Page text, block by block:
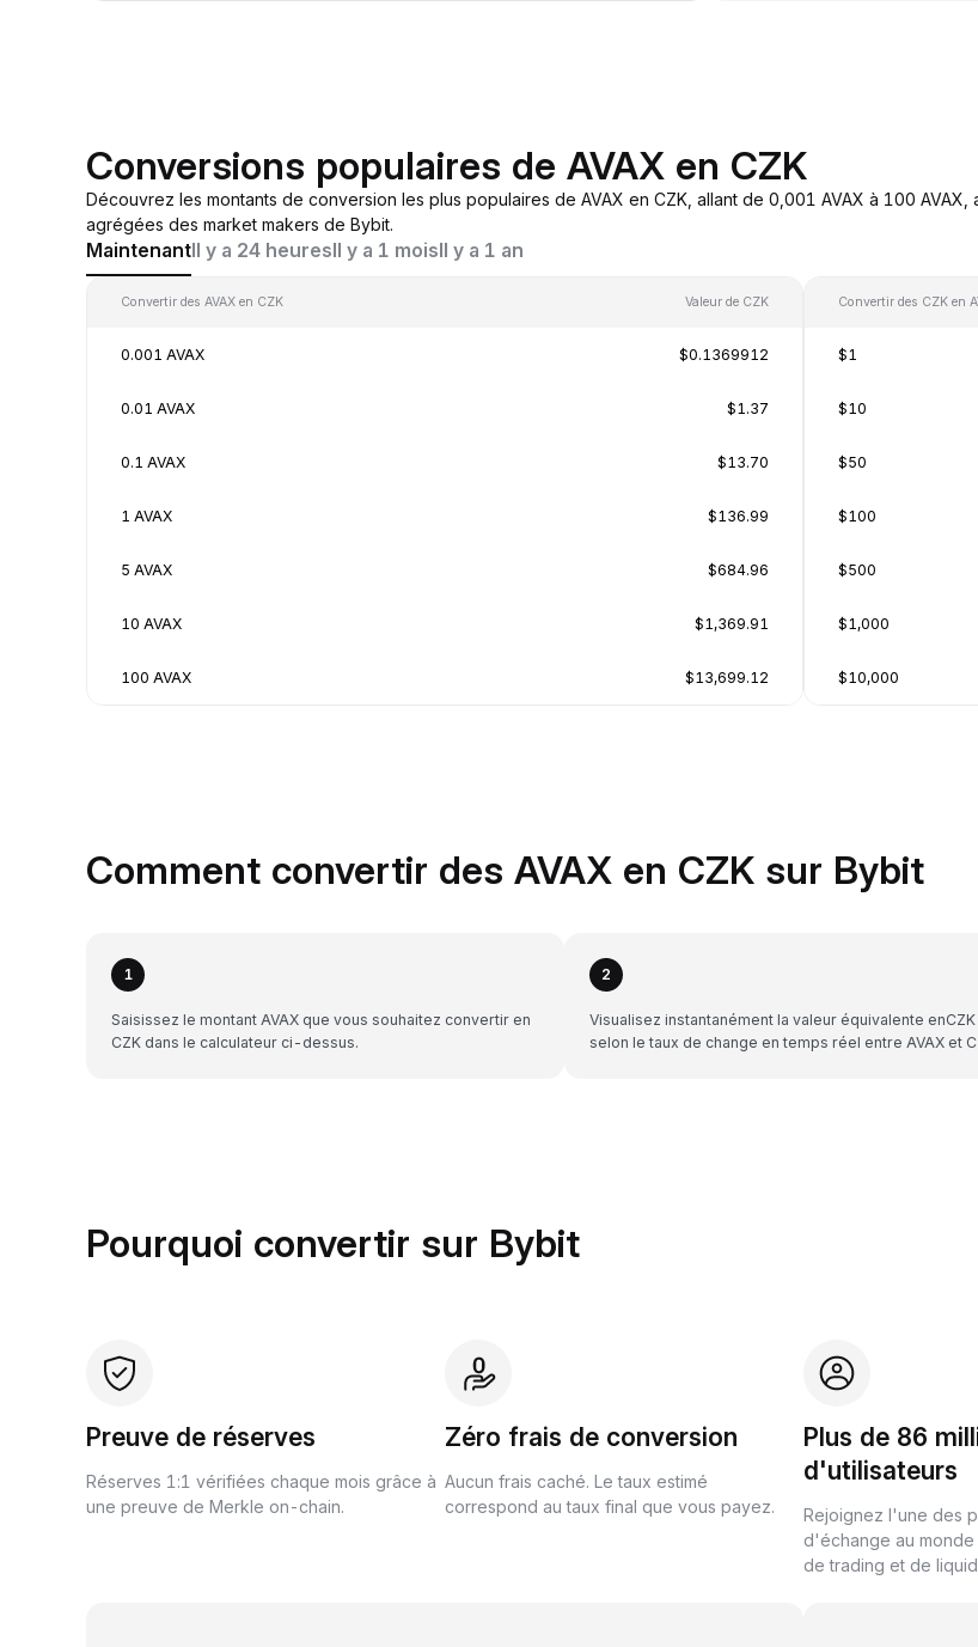
Conversions populaires de AVAX en CZK
Découvrez les montants de conversion les plus populaires de AVAX en CZK, allant de 0,001 AVAX à 100
agrégées des market makers de Bybit.
MaintenantIl y a 24 heuresIl y a 1 moisIl y a 1 an
Convertir des AVAX en CZK Valeur de CZK
0.001 AVAX $0.1369912
0.01 AVAX $1.37
0.1 AVAX $13.70
1 AVAX $136.99
5 AVAX $684.96
10 AVAX $1,369.91
100 AVAX $13,699.12
Convertir des CZK en
$1
$10
$50
$100
$500
$1,000
$10,000
Comment convertir des AVAX en CZK sur Bybit
1
Saisissez le montant AVAX que vous souhaitez convertir en
CZK dans le calculateur ci-dessus.
2
Visualisez instantanément la valeur équivalente enCZK
selon le taux de change en temps réel entre AVAX et
Pourquoi convertir sur Bybit
Preuve de réserves
Réserves 1:1 vérifiées chaque mois grâce à
une preuve de Merkle on-chain.
Zéro frais de conversion
Aucun frais caché. Le taux estimé
correspond au taux final que vous payez.
Plus de 86
d'utilisateurs
Rejoignez l'une des
d'échange au
de trading et de